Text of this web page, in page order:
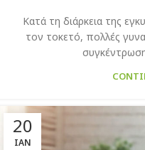
Κατά τη διάρκεια της
τον τοκετό, πολλές
20
ΙΑΝ